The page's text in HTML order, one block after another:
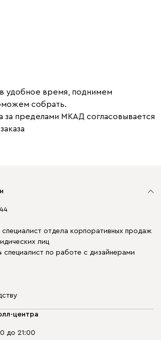
удобное время, поднимем
собрать.
за пределами МКАД согласовывается
специалист отдела корпоративных продаж
лиц
специалист по работе с дизайнерами
центра
до 21:00